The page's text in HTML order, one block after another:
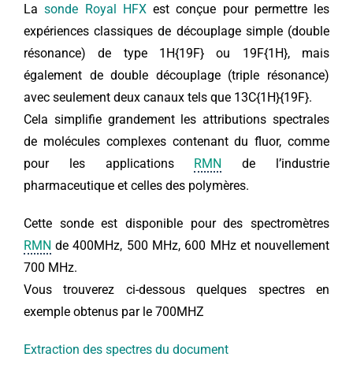
Lasonde Royal HFXest conçue pour permettre les
expériences classiques de découplage simple (double
résonance) de type 1H{19F} ou 19F{1H}, mais
également de double découplage (triple résonance)
avec seulement deux canaux tels que 13C{1H}{19F}.
Cela simplifie grandement les attributions spectrales
de molécules complexes contenant du fluor, comme
pour les applications RMN de l’industrie
pharmaceutique et celles des polymères.
Cette sonde est disponible pour des spectromètres
RMN de 400MHz, 500 MHz, 600 MHz et nouvellement
700 MHz.
Vous trouverez ci-dessous quelques spectres en
exemple obtenus par le 700MHZ
Extraction des spectres du document